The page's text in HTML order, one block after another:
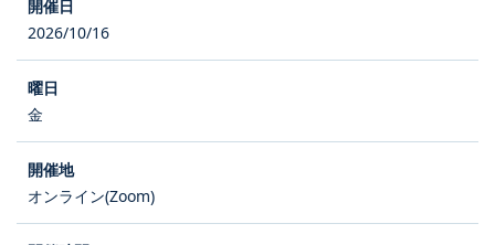
2026/10/16
金
オンライン(Zoom)